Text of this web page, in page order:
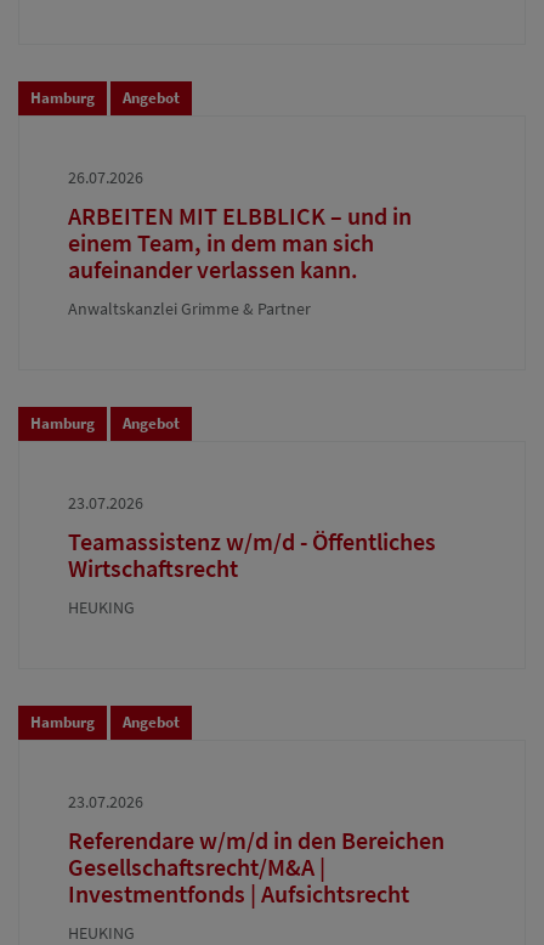
Hamburg Angebot
26.07.2026
ARBEITEN MIT ELBBLICK – und in
einem Team, in dem man sich
aufeinander verlassen kann.
Anwaltskanzlei Grimme & Partner
Hamburg Angebot
23.07.2026
Teamassistenz w/m/d - Öffentliches
Wirtschaftsrecht
HEUKING
Hamburg Angebot
23.07.2026
Referendare w/m/d in den Bereichen
Gesellschaftsrecht/M&A |
Investmentfonds | Aufsichtsrecht
HEUKING